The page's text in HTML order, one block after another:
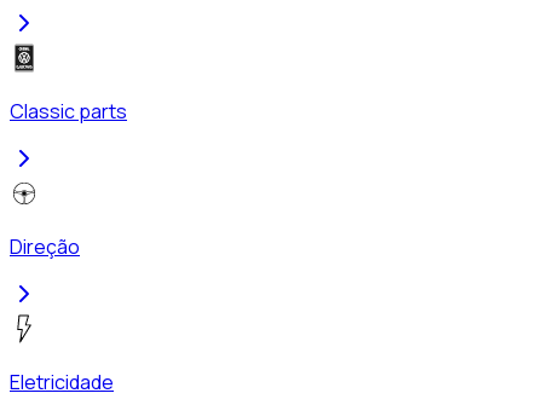
Classic parts
Direção
Eletricidade